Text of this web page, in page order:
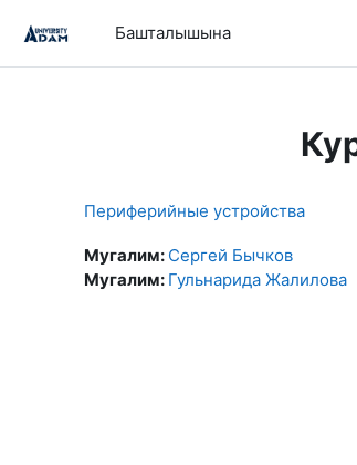
Башталышына
Периферийные устройства
Мугалим: Сергей Бычков
Мугалим: Гульнарида Жалилова